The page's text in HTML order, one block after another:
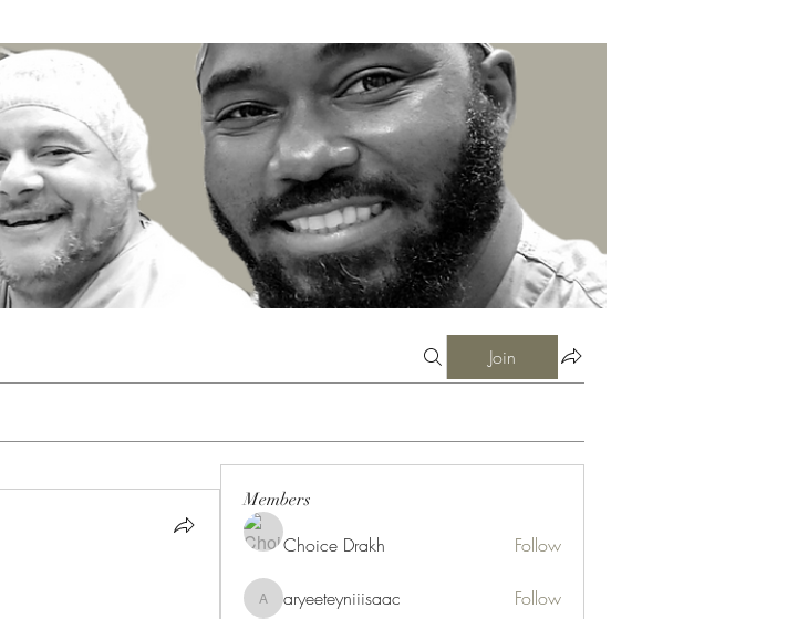
Join
Members
Choice Drakh Follow
aryeeteyniiisaac
aryeeteyniiisaac Follow